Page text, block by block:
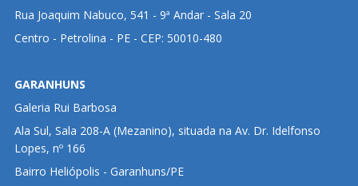
Rua Joaquim Nabuco, 541 - 9ª Andar - Sala 20
Centro - Petrolina - PE - CEP: 50010-480
GARANHUNS
Galeria Rui Barbosa
Ala Sul, Sala 208-A (Mezanino), situada na Av. Dr. Idelfonso
Lopes, nº 166
Bairro Heliópolis - Garanhuns/PE